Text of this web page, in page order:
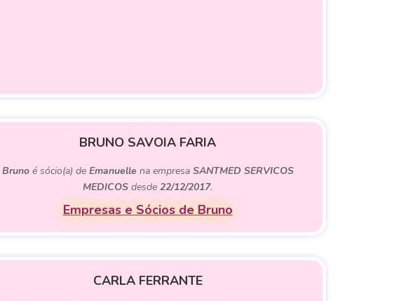
BRUNO SAVOIA FARIA
Brunoé sócio(a) de Emanuelle na empresa SANTMED SERVICOS
MEDICOS desde22/12/2017.
Empresas e Sócios de Bruno
CARLA FERRANTE